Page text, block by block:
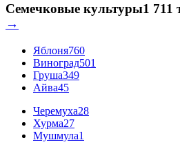
Семечковые культуры1 711
→
Яблоня760
Виноград501
Груша349
Айва45
Черемуха28
Хурма27
Мушмула1